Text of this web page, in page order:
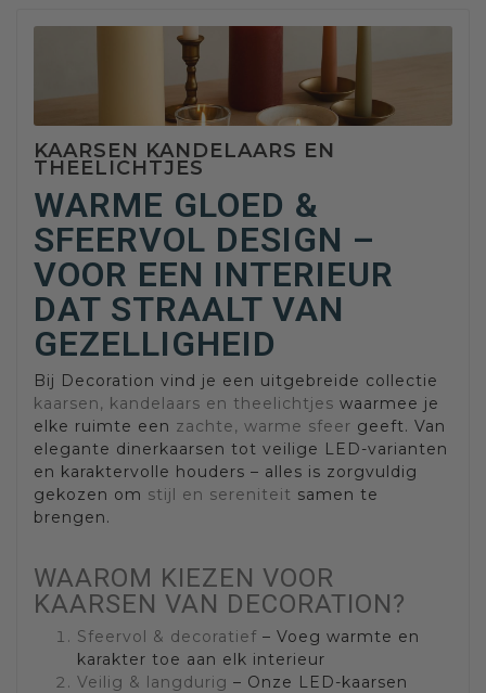
KAARSEN KANDELAARS EN
THEELICHTJES
WARME GLOED &
SFEERVOL DESIGN –
VOOR EEN INTERIEUR
DAT STRAALT VAN
GEZELLIGHEID
Bij Decoration vind je een uitgebreide collectie
kaarsen, kandelaars en theelichtjes waarmee je
elke ruimte een zachte, warme sfeer geeft. Van
elegante dinerkaarsen tot veilige LED-varianten
en karaktervolle houders – alles is zorgvuldig
gekozen om stijl en sereniteit samen te
brengen.
WAAROM KIEZEN VOOR
KAARSEN VAN DECORATION?
Sfeervol & decoratief – Voeg warmte en
karakter toe aan elk interieur
Veilig & langdurig – Onze LED-kaarsen